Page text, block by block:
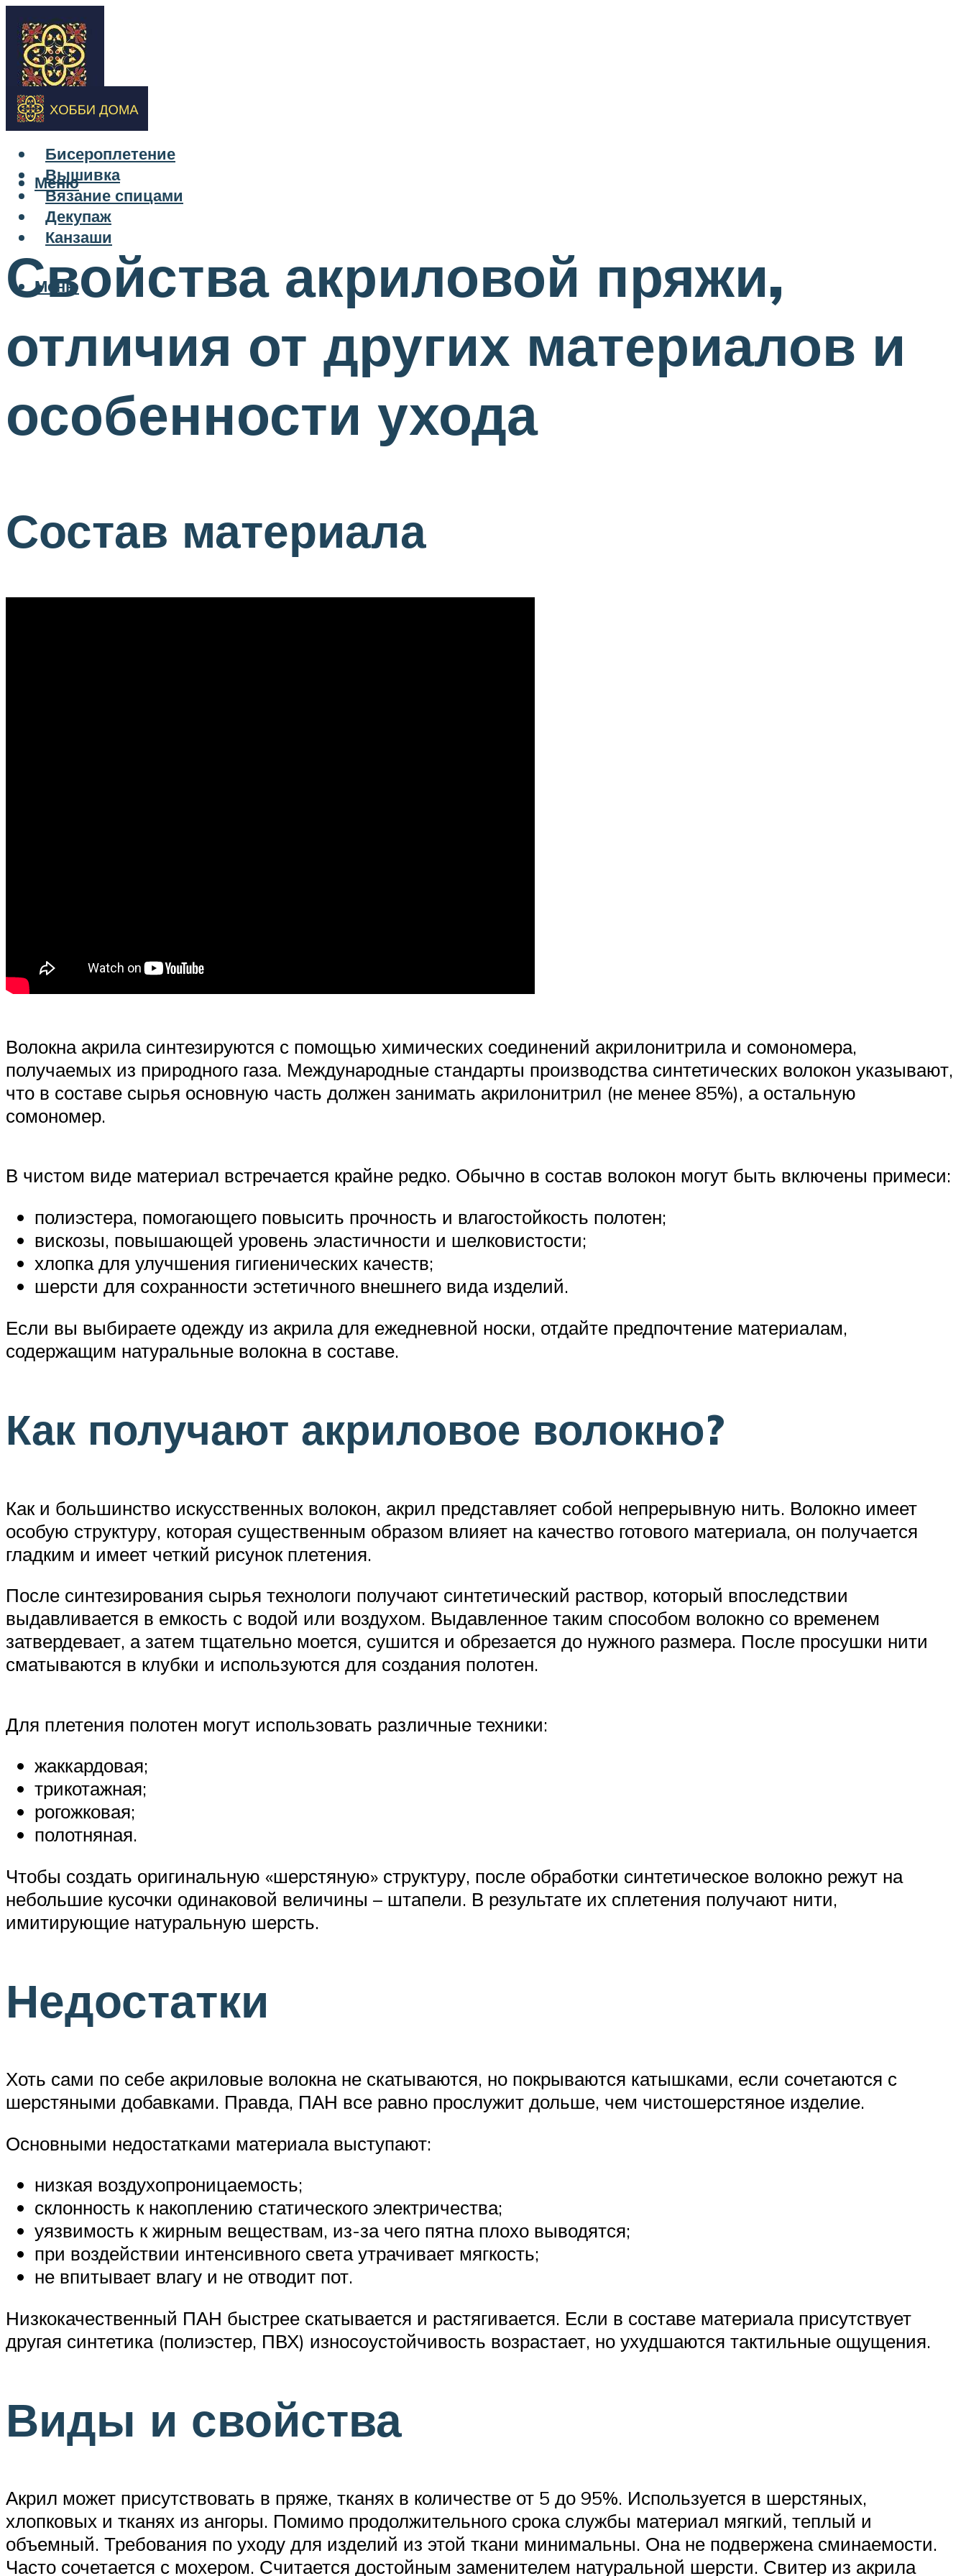
Бисероплетение
Вышивка
Вязание спицами
Декупаж
Канзаши
Меню
Меню
Свойства акриловой пряжи,
отличия от других материалов и
особенности ухода
Состав материала
Волокна акрила синтезируются с помощью химических соединений акрилонитрила и сомономера,
получаемых из природного газа. Международные стандарты производства синтетических волокон указывают,
что в составе сырья основную часть должен занимать акрилонитрил (не менее 85%), а остальную
сомономер.
В чистом виде материал встречается крайне редко. Обычно в состав волокон могут быть включены примеси:
полиэстера, помогающего повысить прочность и влагостойкость полотен;
вискозы, повышающей уровень эластичности и шелковистости;
хлопка для улучшения гигиенических качеств;
шерсти для сохранности эстетичного внешнего вида изделий.
Если вы выбираете одежду из акрила для ежедневной носки, отдайте предпочтение материалам,
содержащим натуральные волокна в составе.
Как получают акриловое волокно?
Как и большинство искусственных волокон, акрил представляет собой непрерывную нить. Волокно имеет
особую структуру, которая существенным образом влияет на качество готового материала, он получается
гладким и имеет четкий рисунок плетения.
После синтезирования сырья технологи получают синтетический раствор, который впоследствии
выдавливается в емкость с водой или воздухом. Выдавленное таким способом волокно со временем
затвердевает, а затем тщательно моется, сушится и обрезается до нужного размера. После просушки нити
сматываются в клубки и используются для создания полотен.
Для плетения полотен могут использовать различные техники:
жаккардовая;
трикотажная;
рогожковая;
полотняная.
Чтобы создать оригинальную «шерстяную» структуру, после обработки синтетическое волокно режут на
небольшие кусочки одинаковой величины – штапели. В результате их сплетения получают нити,
имитирующие натуральную шерсть.
Недостатки
Хоть сами по себе акриловые волокна не скатываются, но покрываются катышками, если сочетаются с
шерстяными добавками. Правда, ПАН все равно прослужит дольше, чем чистошерстяное изделие.
Основными недостатками материала выступают:
низкая воздухопроницаемость;
склонность к накоплению статического электричества;
уязвимость к жирным веществам, из-за чего пятна плохо выводятся;
при воздействии интенсивного света утрачивает мягкость;
не впитывает влагу и не отводит пот.
Низкокачественный ПАН быстрее скатывается и растягивается. Если в составе материала присутствует
другая синтетика (полиэстер, ПВХ) износоустойчивость возрастает, но ухудшаются тактильные ощущения.
Виды и свойства
Акрил может присутствовать в пряже, тканях в количестве от 5 до 95%. Используется в шерстяных,
хлопковых и тканях из ангоры. Помимо продолжительного срока службы материал мягкий, теплый и
объемный. Требования по уходу для изделий из этой ткани минимальны. Она не подвержена сминаемости.
Часто сочетается с мохером. Считается достойным заменителем натуральной шерсти. Свитер из акрила